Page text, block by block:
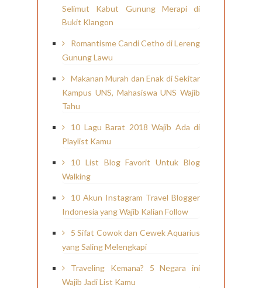
Selimut Kabut Gunung Merapi di
Bukit Klangon
Romantisme Candi Cetho di Lereng
Gunung Lawu
Makanan Murah dan Enak di Sekitar
Kampus UNS, Mahasiswa UNS Wajib
Tahu
10 Lagu Barat 2018 Wajib Ada di
Playlist Kamu
10 List Blog Favorit Untuk Blog
Walking
10 Akun Instagram Travel Blogger
Indonesia yang Wajib Kalian Follow
5 Sifat Cowok dan Cewek Aquarius
yang Saling Melengkapi
Traveling Kemana? 5 Negara ini
Wajib Jadi List Kamu